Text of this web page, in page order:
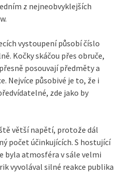
z nejneobvyklejších
vystoupení působí číslo
Kočky skáčou přes obruče,
posouvají předměty a
Nejvíce působivé je to, že i
zde jako by
větší napětí, protože dál
počet účinkujících. S hostující
byla atmosféra v sále velmi
vyvolával silné reakce publika